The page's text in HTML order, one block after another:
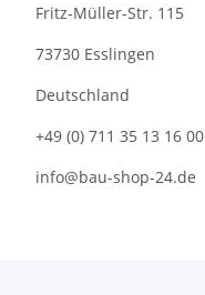
Fritz-Müller-Str. 115
73730 Esslingen
Deutschland
+49 (0) 711 35 13 16 00
info@bau-shop-24.de